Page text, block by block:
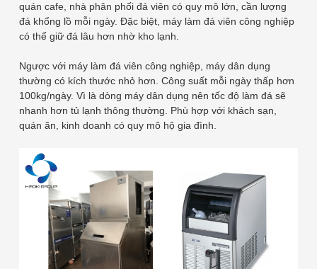
quán cafe, nhà phân phối đá viên có quy mô lớn, cần lượng
đá khổng lồ mỗi ngày. Đặc biệt, máy làm đá viên công nghiệp
có thể giữ đá lâu hơn nhờ kho lạnh.
Ngược với máy làm đá viên công nghiệp, máy dân dụng
thường có kích thước nhỏ hơn. Công suất mỗi ngày thấp hơn
100kg/ngày. Vì là dòng máy dân dụng nên tốc độ làm đá sẽ
nhanh hơn tủ lạnh thông thường. Phù hợp với khách sạn,
quán ăn, kinh doanh có quy mô hộ gia đình.